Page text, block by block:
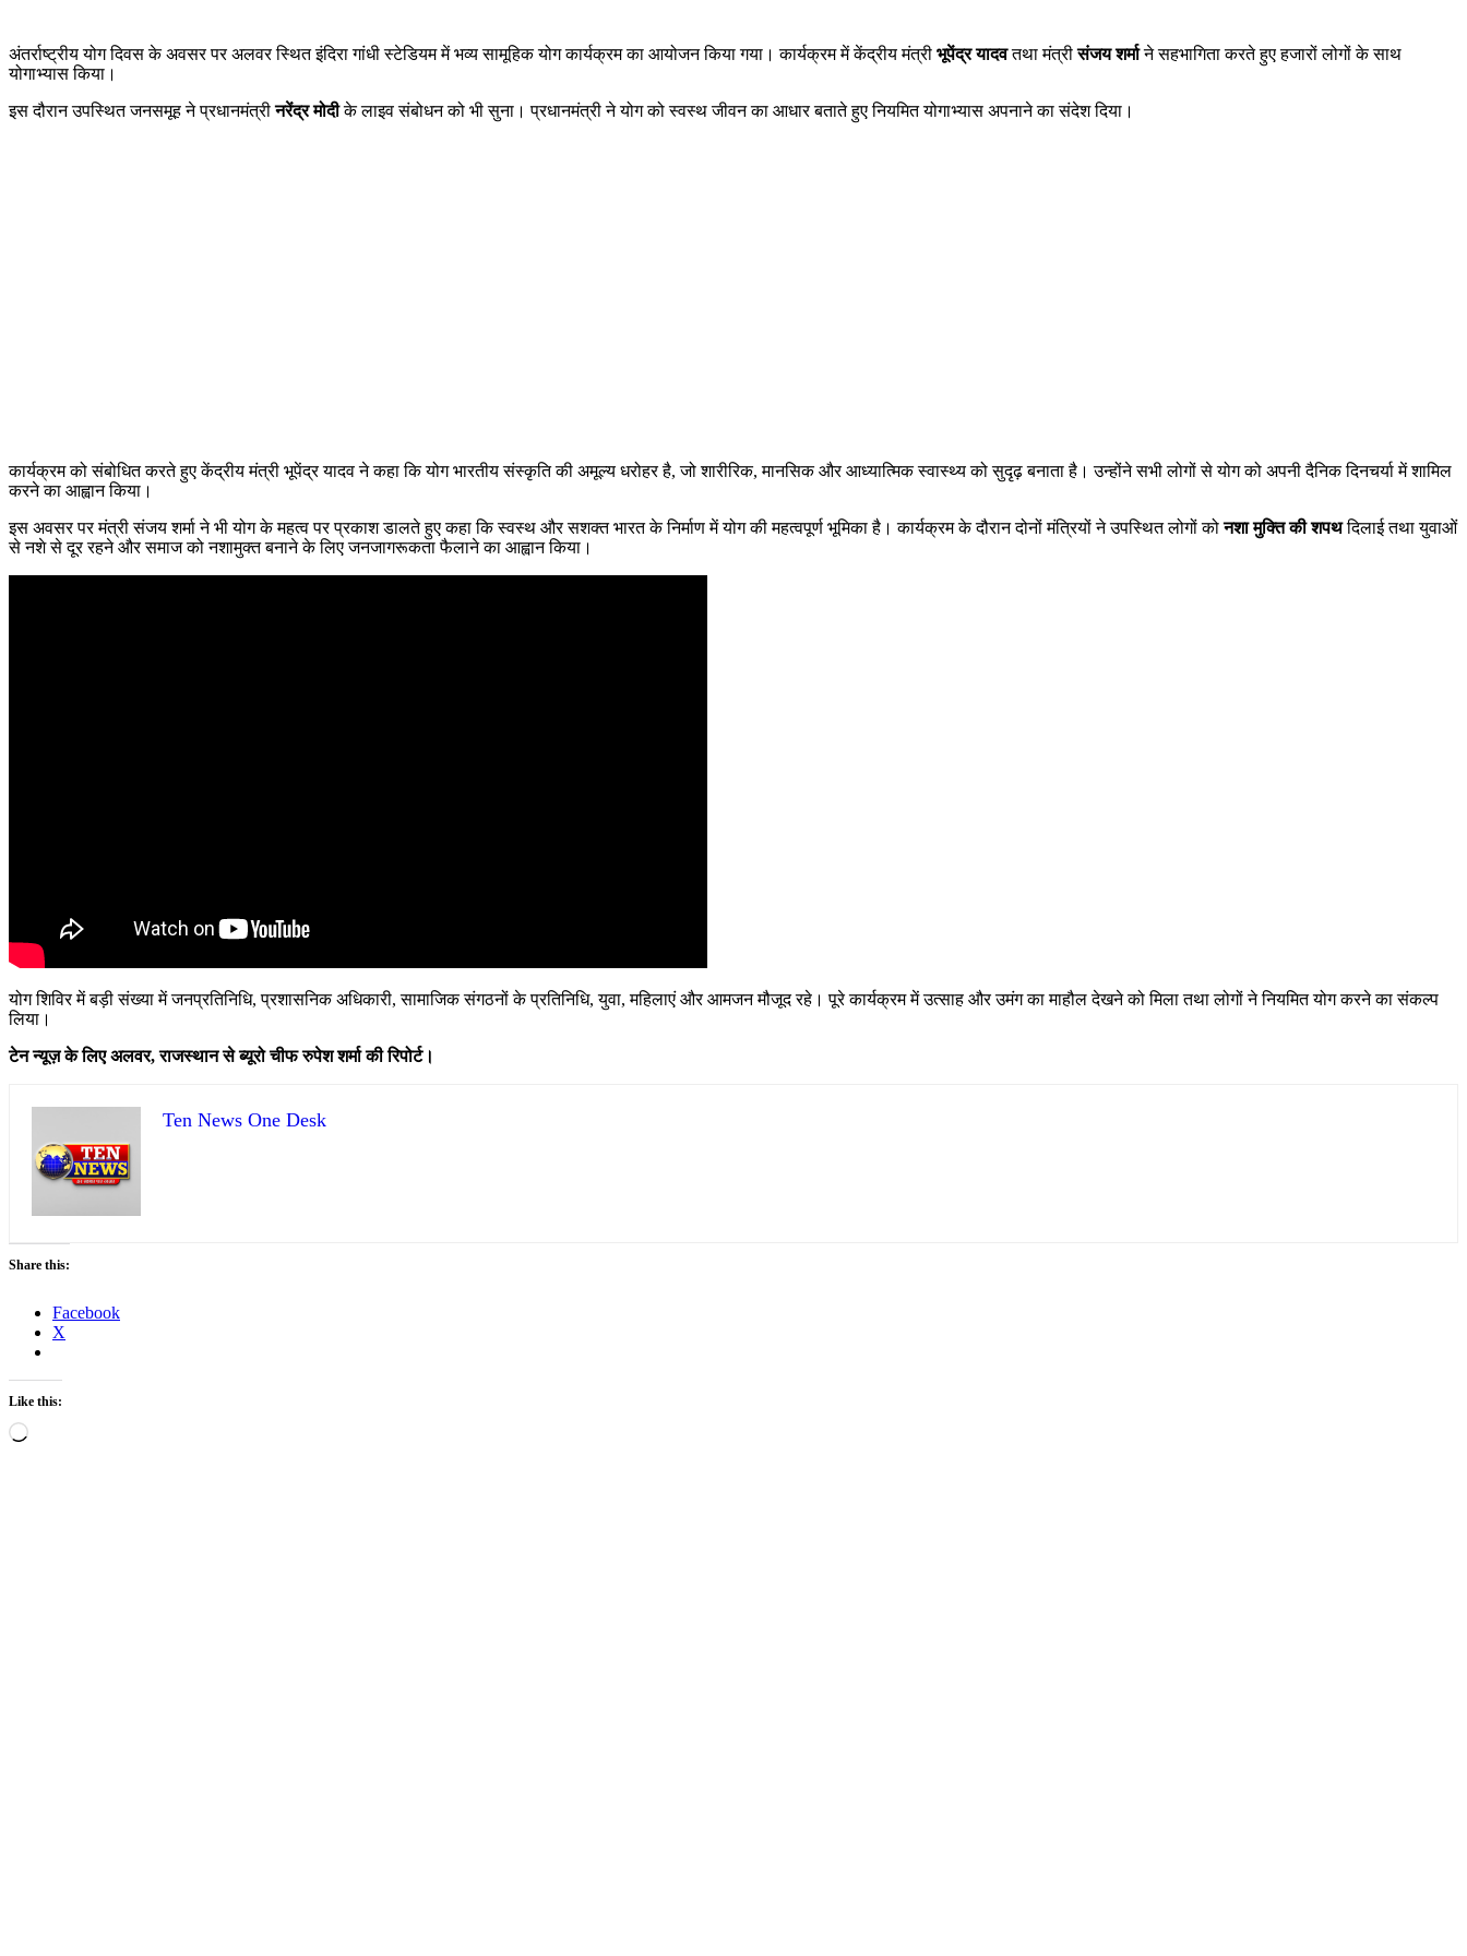
अंतर्राष्ट्रीय योग दिवस के अवसर पर अलवर स्थित इंदिरा गांधी स्टेडियम में भव्य सामूहिक योग कार्यक्रम का आयोजन किया गया। कार्यक्रम में केंद्रीय मंत्री भूपेंद्र यादवतथा मंत्रीसंजय शर्माने सहभागिता करते हुए हजारों लोगों के साथ
योगाभ्यास किया।
इस दौरान उपस्थित जनसमूह ने प्रधानमंत्रीनरेंद्र मोदीके लाइव संबोधन को भी सुना। प्रधानमंत्री ने योग को स्वस्थ जीवन का आधार बताते हुए नियमित योगाभ्यास अपनाने का संदेश दिया।
कार्यक्रम को संबोधित करते हुए केंद्रीय मंत्री भूपेंद्र यादव ने कहा कि योग भारतीय संस्कृति की अमूल्य धरोहर है, जो शारीरिक, मानसिक और आध्यात्मिक स्वास्थ्य को सुदृढ़ बनाता है। उन्होंने सभी लोगों से योग को अपनी दैनिक दिनचर्या में शामिल
करने का आह्वान किया।
इस अवसर पर मंत्री संजय शर्मा ने भी योग के महत्व पर प्रकाश डालते हुए कहा कि स्वस्थ और सशक्त भारत के निर्माण में योग की महत्वपूर्ण भूमिका है। कार्यक्रम के दौरान दोनों मंत्रियों ने उपस्थित लोगों कोनशा मुक्ति की शपथदिलाई तथा युवाओं
से नशे से दूर रहने और समाज को नशामुक्त बनाने के लिए जनजागरूकता फैलाने का आह्वान किया।
योग शिविर में बड़ी संख्या में जनप्रतिनिधि, प्रशासनिक अधिकारी, सामाजिक संगठनों के प्रतिनिधि, युवा, महिलाएं और आमजन मौजूद रहे। पूरे कार्यक्रम में उत्साह और उमंग का माहौल देखने को मिला तथा लोगों ने नियमित योग करने का संकल्प
लिया।
टेन न्यूज़ के लिए अलवर, राजस्थान से ब्यूरो चीफ रुपेश शर्मा की रिपोर्ट।
Ten News One Desk
Share this:
Facebook
X
Like this:
Loading…